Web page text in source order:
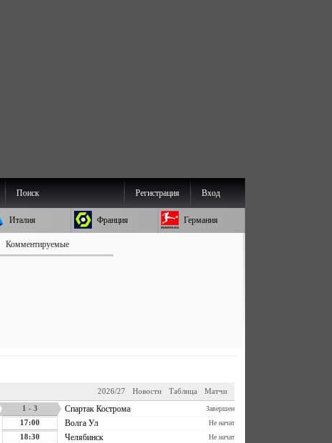
Поиск Вход
Регистрация
Италия Франция Германия
Комментируемые
Матчи
Таблица
Новости
2026/27
1 - 3 Спартак Кострома Завершен
17:00 Волга Ул Не начат
18:30 Челябинск Не начат